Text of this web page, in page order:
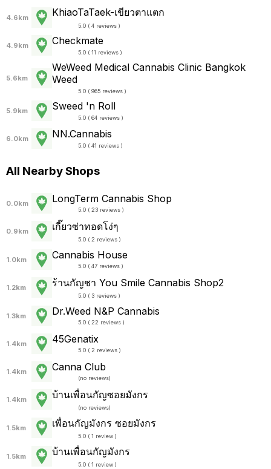
4.6km KhiaoTaTaek-เขียวตาแตก
5.0 ( 4 reviews )
4.9km Checkmate
5.0 ( 11 reviews )
5.6km
WeWeed Medical Cannabis Clinic Bangkok
Weed
5.0 ( 965 reviews )
5.9km Sweed 'n Roll
5.0 ( 64 reviews )
6.0km NN.Cannabis
5.0 ( 41 reviews )
All Nearby Shops
0.0km LongTerm Cannabis Shop
5.0 ( 23 reviews )
0.9km เกี๊ยวซ่าทอดโง่ๆ
5.0 ( 2 reviews )
1.0km Cannabis House
5.0 ( 47 reviews )
1.2km ร้านกัญชา You Smile Cannabis Shop2
5.0 ( 3 reviews )
1.3km Dr.Weed N&P Cannabis
5.0 ( 22 reviews )
1.4km 45Genatix
5.0 ( 2 reviews )
1.4km Canna Club
(no reviews)
1.4km บ้านเพื่อนกัญซอยมังกร
(no reviews)
1.5km เพื่อนกัญมังกร ซอยมังกร
5.0 ( 1 review )
1.5km บ้านเพื่อนกัญมังกร
5.0 ( 1 review )